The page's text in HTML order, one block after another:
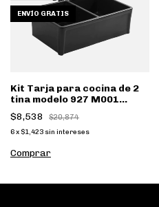
ENVÍO GRATIS
Kit Tarja para cocina de 2
tina modelo 927 M001
negro con monomando
negro
$8,538 $20,874
6x $1,423 sin intereses
Comprar